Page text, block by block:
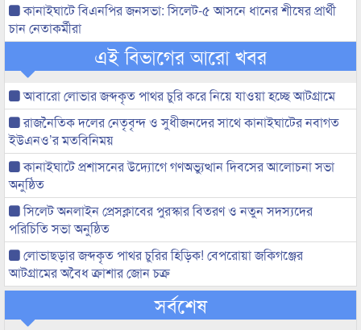
কানাইঘাটে বিএনপির জনসভা: সিলেট-৫ আসনে ধানের শীষের প্রার্থী
চান নেতাকর্মীরা
এই বিভাগের আরো খবর
আবারো লোভার জব্দকৃত পাথর চুরি করে নিয়ে যাওয়া হচ্ছে আটগ্রামে
রাজনৈতিক দলের নেতৃবৃন্দ ও সুধীজনদের সাথে কানাইঘাটের নবাগত
ইউএনও’র মতবিনিময়
কানাইঘাটে প্রশাসনের উদ্যোগে গণঅভ্যুত্থান দিবসের আলোচনা সভা
অনুষ্ঠিত
সিলেট অনলাইন প্রেসক্লাবের পুরস্কার বিতরণ ও নতুন সদস্যদের
পরিচিতি সভা অনুষ্ঠিত
লোভাছড়ার জব্দকৃত পাথর চুরির হিড়িক! বেপরোয়া জকিগঞ্জের
আটগ্রামের অবৈধ ক্রাশার জোন চক্র
সর্বশেষ